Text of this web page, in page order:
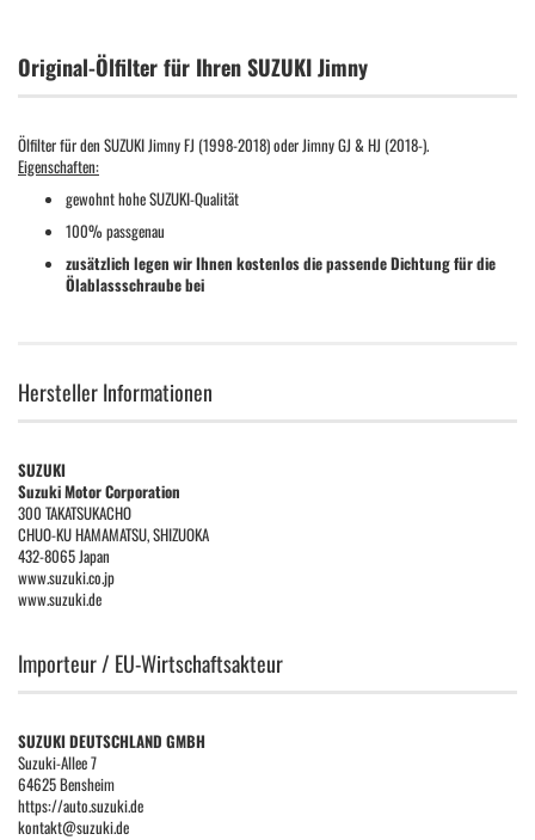
Original-Ölfilter für Ihren SUZUKI Jimny
Ölfilter für den SUZUKI Jimny FJ (1998-2018) oder Jimny GJ & HJ (2018-).
Eigenschaften:
gewohnt hohe SUZUKI-Qualität
100% passgenau
zusätzlich legen wir Ihnen kostenlos die passende Dichtung für die
Ölablassschraube bei
Hersteller Informationen
SUZUKI
Suzuki Motor Corporation
300 TAKATSUKACHO
CHUO-KU HAMAMATSU, SHIZUOKA
432-8065 Japan
www.suzuki.co.jp
www.suzuki.de
Importeur / EU-Wirtschaftsakteur
SUZUKI DEUTSCHLAND GMBH
Suzuki-Allee 7
64625 Bensheim
https://auto.suzuki.de
kontakt@suzuki.de